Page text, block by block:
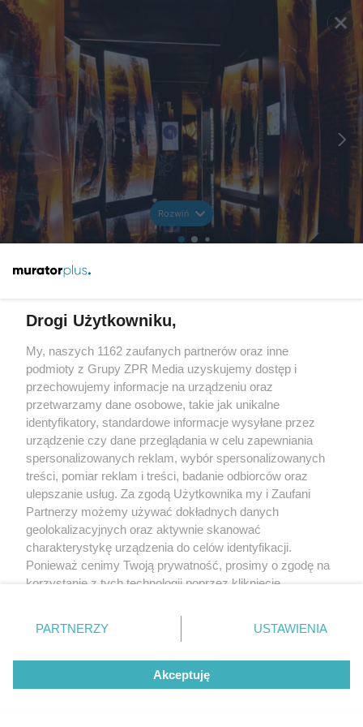
Rozwiń
Drogi Użytkowniku,
My, naszych 1162 zaufanych partnerów oraz inne
podmioty z Grupy ZPR Media uzyskujemy dostęp i
przechowujemy informacje na urządzeniu oraz
przetwarzamy dane osobowe, takie jak unikalne
identyfikatory, standardowe informacje wysyłane przez
urządzenie czy dane przeglądania w celu zapewniania
spersonalizowanych reklam, wybór spersonalizowanych
treści, pomiar reklam i treści, badanie odbiorców oraz
ulepszanie usług. Za zgodą Użytkownika my i Zaufani
Partnerzy możemy używać dokładnych danych
geolokalizacyjnych oraz aktywnie skanować
charakterystykę urządzenia do celów identyfikacji.
Ponieważ cenimy Twoją prywatność, prosimy o zgodę na
korzystanie z tych technologii poprzez kliknięcie
zmienić/wycofać klikając przycisk ustawień prywatności
znajdujący się w lewym dolnym rogu strony
rodzaje przetwarzania danych nie wymagają zgody
użytkownika, ale masz prawo sprzeciwić się takiemu
przetwarzaniu. Preferencje będą miały zastosowanie tylko
PARTNERZY USTAWIENIA
Akceptuję